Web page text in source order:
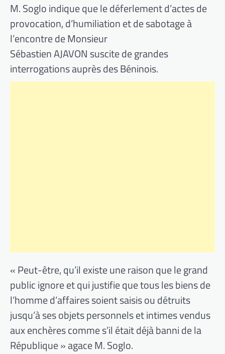
M. Soglo indique que le déferlement d’actes de
provocation, d’humiliation et de sabotage à
l’encontre de Monsieur
Sébastien AJAVON suscite de grandes
interrogations auprès des Béninois.
« Peut-être, qu’il existe une raison que le grand
public ignore et qui justifie que tous les biens de
l’homme d’affaires soient saisis ou détruits
jusqu’à ses objets personnels et intimes vendus
aux enchères comme s’il était déjà banni de la
République » agace M. Soglo.